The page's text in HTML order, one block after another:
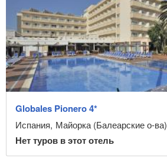
Globales Pionero 4*
Испания, Майорка (Балеарские о-ва)
Нет туров в этот отель